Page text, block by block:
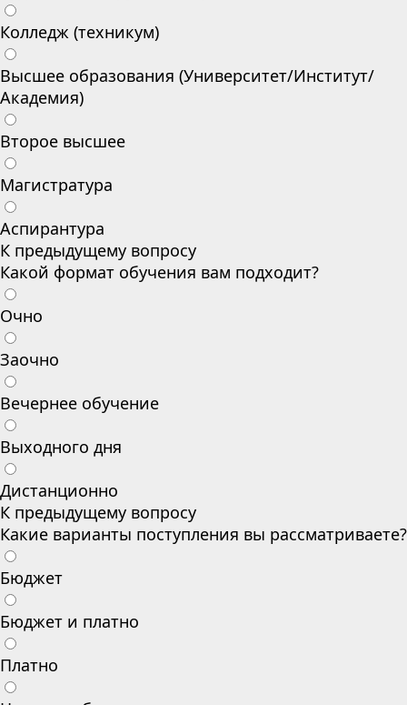
Колледж (техникум)
Высшее образования (Университет/Институт/
Академия)
Второе высшее
Магистратура
Аспирантура
К предыдущему вопросу
Какой формат обучения вам подходит?
Очно
Заочно
Вечернее обучение
Выходного дня
Дистанционно
К предыдущему вопросу
Какие варианты поступления вы рассматриваете?
Бюджет
Бюджет и платно
Платно